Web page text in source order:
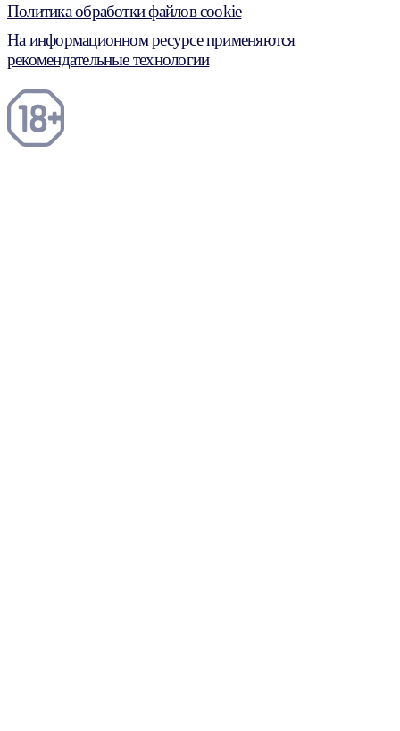
Политика обработки файлов cookie
На информационном ресурсе применяются
рекомендательные технологии